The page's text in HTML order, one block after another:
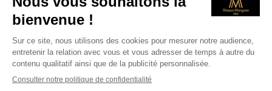
© 2026 Maison Marignan — Tous droits réservés
Mentions légales· CGU·Politique de confidentialité